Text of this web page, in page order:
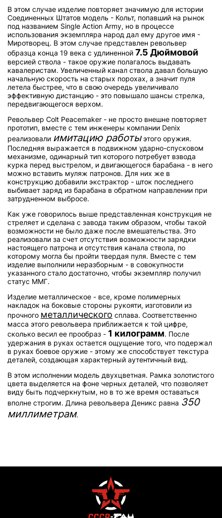
В этом случае изделие повторяет значимую для истории
Соединенных Штатов модель - Кольт, попавший на рынок
под названием Single Action Army, но в процессе
использования экземпляра народ дал ему другое имя -
Миротворец. В этом случае представлен револьвер
образца конца 19 века с удлиненной 7.5 Дюймовой
версией ствола - такое оружие полагалось выдавать
кавалеристам. Увеличенный канал ствола давал большую
начальную скорость на старых порохах, а значит пуля
летела быстрее, что в свою очередь увеличивало
эффективную дистанцию - это повышало шансы стрелка,
передвигающегося верхом.
Револьвер Colt Peacemaker - не просто внешне повторяет
прототип, вместе с тем инженеры компании Denix
реализовали имитацию работыэтого оружия.
Последняя выражается в подвижном ударно-спусковом
механизме, одинарный тип которого потребует взвода
курка перед выстрелом, и двигающегося барабана - в него
можно вставить муляж патронов. Для них же в
конструкцию добавили экстрактор - шток последнего
выбивает заряд из барабана в обратном направлении при
затрудненном выбросе.
Как уже говорилось выше представленная конструкция не
стреляет и сделана с завода таким образом, чтобы такой
возможности не было даже после вмешательства. Это
реализовали за счет отсутствия возможности зарядки
настоящего патрона и отсутствия канала ствола, по
которому могла бы пройти твердая пуля. Вместе с тем
изделие выполнили неразборным - в совокупности
указанного стало достаточно, чтобы экземпляр получил
статус ММГ.
Изделие металлическое - все, кроме полимерных
накладок на боковые стороны рукояти, изготовили из
прочного металлического сплава. Соответственно
масса этого револьвера приближается к той цифре,
сколько весил ее прообраз - 1 килограмм. После
удержания в руках остается ощущение того, что подержал
в руках боевое оружие - этому же способствует текстура
деталей, создающая характерный аутентичный вид.
В этом исполнении модель двухцветная. Рамка золотистого
цвета выделяется на фоне черных деталей, что позволяет
виду быть подчеркнутым, но в то же время оставаться
вполне строгим. Длина револьвера Деникс равна 350
миллиметрам.